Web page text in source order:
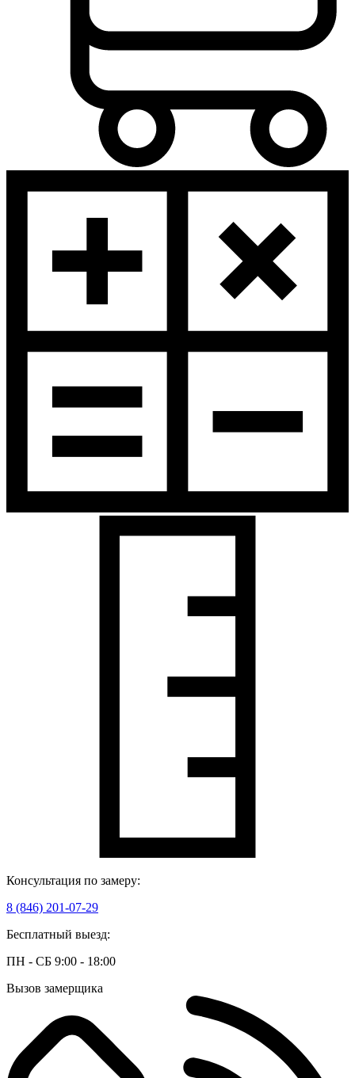
Консультация по замеру:
8 (846) 201-07-29
Бесплатный выезд:
ПН - СБ 9:00 - 18:00
Вызов замерщика